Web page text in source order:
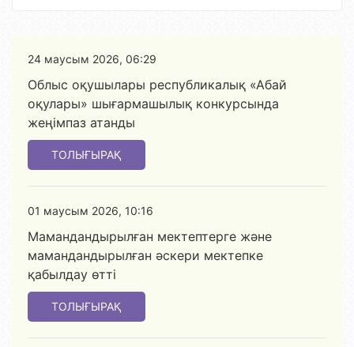
24 маусым 2026, 06:29
Облыс оқушылары республикалық «Абай
оқулары» шығармашылық конкурсында
жеңімпаз атанды
ТОЛЫҒЫРАҚ
01 маусым 2026, 10:16
Мамандандырылған мектептерге және
мамандандырылған әскери мектепке
қабылдау өтті
ТОЛЫҒЫРАҚ